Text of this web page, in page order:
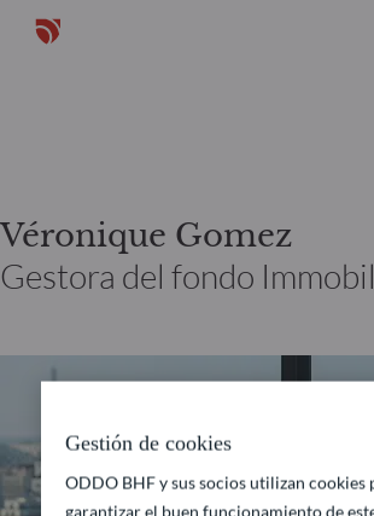
Véronique Gomez
Gestora del fondo
Gestión de cookies
ODDO BHF y sus socios utilizan cookies
garantizar el buen funcionamiento de